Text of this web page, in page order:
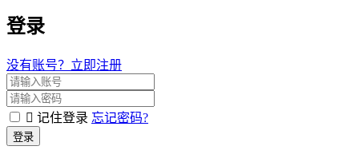
登录
没有账号？立即注册
记住登录 忘记密码?
登录